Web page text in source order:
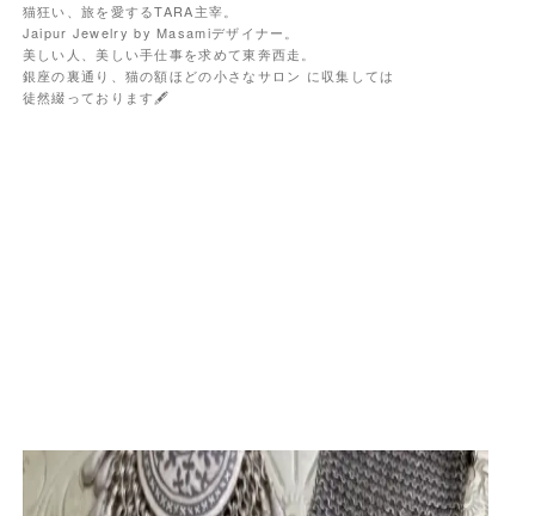
猫狂い、旅を愛するTARA主宰。
Jaipur Jewelry by Masamiデザイナー。
美しい人、美しい手仕事を求めて東奔西走。
銀座の裏通り、猫の額ほどの小さなサロン に収集しては
徒然綴っております🖋